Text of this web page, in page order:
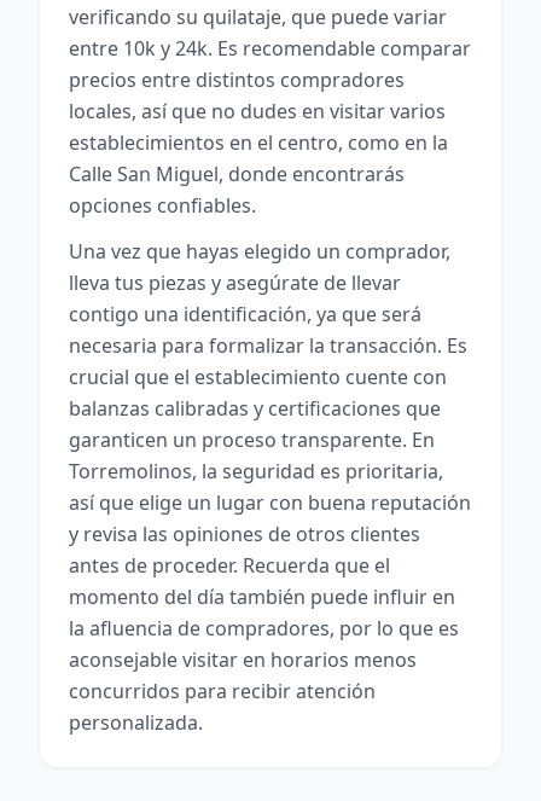
verificando su quilataje, que puede variar
entre 10k y 24k. Es recomendable comparar
precios entre distintos compradores
locales, así que no dudes en visitar varios
establecimientos en el centro, como en la
Calle San Miguel, donde encontrarás
opciones confiables.
Una vez que hayas elegido un comprador,
lleva tus piezas y asegúrate de llevar
contigo una identificación, ya que será
necesaria para formalizar la transacción. Es
crucial que el establecimiento cuente con
balanzas calibradas y certificaciones que
garanticen un proceso transparente. En
Torremolinos, la seguridad es prioritaria,
así que elige un lugar con buena reputación
y revisa las opiniones de otros clientes
antes de proceder. Recuerda que el
momento del día también puede influir en
la afluencia de compradores, por lo que es
aconsejable visitar en horarios menos
concurridos para recibir atención
personalizada.